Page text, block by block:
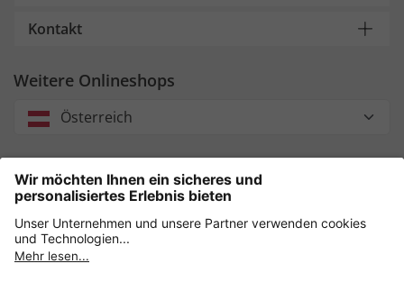
Kontakt
Weitere Onlineshops
Österreich
Unsere Zahlungsarten
Sicher einkaufen mit